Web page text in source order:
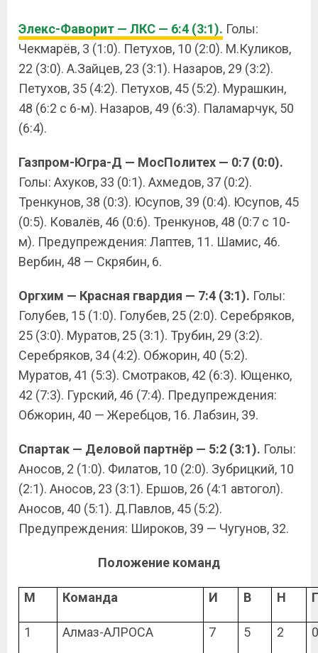
Элекс-Фаворит — ЛКС — 6:4 (3:1). Голы:
Чекмарёв, 3 (1:0). Петухов, 10 (2:0). М.Куликов,
22 (3:0). А.Зайцев, 23 (3:1). Назаров, 29 (3:2).
Петухов, 35 (4:2). Петухов, 45 (5:2). Мурашкин,
48 (6:2 с 6-м). Назаров, 49 (6:3). Паламарчук, 50
(6:4).
Газпром-Югра-Д — МосПолитех — 0:7 (0:0).
Голы: Ахуков, 33 (0:1). Ахмедов, 37 (0:2).
Тренкунов, 38 (0:3). Юсупов, 39 (0:4). Юсупов, 45
(0:5). Ковалёв, 46 (0:6). Тренкунов, 48 (0:7 с 10-
м). Предупреждения: Лаптев, 11. Шамис, 46.
Вербин, 48 — Скрябин, 6.
Оргхим — Красная гвардия — 7:4 (3:1). Голы:
Голубев, 15 (1:0). Голубев, 25 (2:0). Серебряков,
25 (3:0). Муратов, 25 (3:1). Трубин, 29 (3:2).
Серебряков, 34 (4:2). Обжорин, 40 (5:2).
Муратов, 41 (5:3). Смотраков, 42 (6:3). Ющенко,
42 (7:3). Гурский, 46 (7:4). Предупреждения:
Обжорин, 40 — Жеребцов, 16. Лабзин, 39.
Спартак — Деловой партнёр — 5:2 (3:1). Голы:
Аносов, 2 (1:0). Филатов, 10 (2:0). Зубрицкий, 10
(2:1). Аносов, 23 (3:1). Ершов, 26 (4:1 автогол).
Аносов, 40 (5:1). Д.Павлов, 45 (5:2).
Предупреждения: Широков, 39 — Чугунов, 32.
Положение команд
М Команда И В Н
1 Алмаз-АЛРОСА 7 5 2